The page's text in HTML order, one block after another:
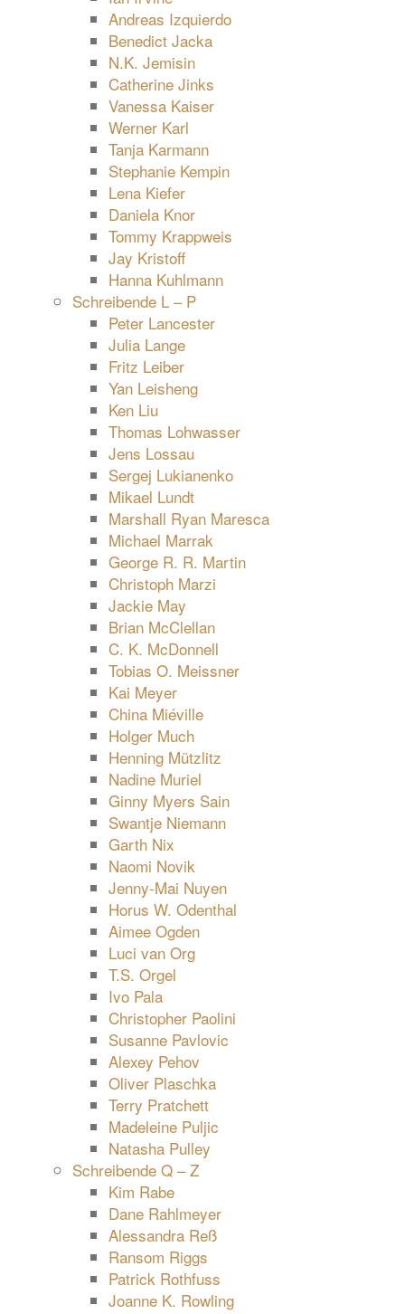
Andreas Izquierdo
Benedict Jacka
N.K. Jemisin
Catherine Jinks
Vanessa Kaiser
Werner Karl
Tanja Karmann
Stephanie Kempin
Lena Kiefer
Daniela Knor
Tommy Krappweis
Jay Kristoff
Hanna Kuhlmann
Schreibende L – P
Peter Lancester
Julia Lange
Fritz Leiber
Yan Leisheng
Ken Liu
Thomas Lohwasser
Jens Lossau
Sergej Lukianenko
Mikael Lundt
Marshall Ryan Maresca
Michael Marrak
George R. R. Martin
Christoph Marzi
Jackie May
Brian McClellan
C. K. McDonnell
Tobias O. Meissner
Kai Meyer
China Miéville
Holger Much
Henning Mützlitz
Nadine Muriel
Ginny Myers Sain
Swantje Niemann
Garth Nix
Naomi Novik
Jenny-Mai Nuyen
Horus W. Odenthal
Aimee Ogden
Luci van Org
T.S. Orgel
Ivo Pala
Christopher Paolini
Susanne Pavlovic
Alexey Pehov
Oliver Plaschka
Terry Pratchett
Madeleine Puljic
Natasha Pulley
Schreibende Q – Z
Kim Rabe
Dane Rahlmeyer
Alessandra Reß
Ransom Riggs
Patrick Rothfuss
Joanne K. Rowling